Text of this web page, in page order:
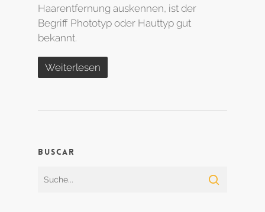
Haarentfernung auskennen, ist der
Begriff Phototyp oder Hauttyp gut
bekannt.
Weiterlesen
Buscar